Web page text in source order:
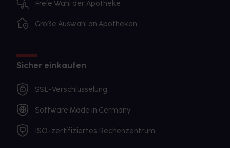
Freie Wahl der Apotheke
Große Auswahl an Apotheken
Sicher einkaufen
SSL-Verschlüsselung
Software Made in Germany
ISO-zertifiziertes Rechenzentrum